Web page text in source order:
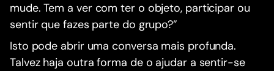
mude. Tem a ver com ter o objeto, participar ou
sentir que fazes parte do grupo?”
Isto pode abrir uma conversa mais profunda.
Talvez haja outra forma de o ajudar a sentir-se